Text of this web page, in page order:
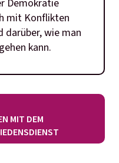
Demokratie
mit Konflikten
darüber, wie man
kann.
MIT DEM